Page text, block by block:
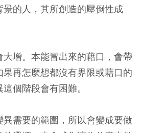
的人，其所創造的壓倒性成
增。本能冒出來的藉口，會帶
再怎麼想都沒有界限或藉口的
個階段會有困難。
需要的範圍，所以會變成要做